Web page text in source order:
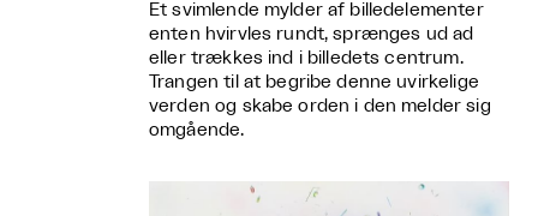
Et svimlende mylder af billedelementer
enten hvirvles rundt, sprænges ud ad
eller trækkes ind i billedets centrum.
Trangen til at begribe denne uvirkelige
verden og skabe orden i den melder sig
omgående.